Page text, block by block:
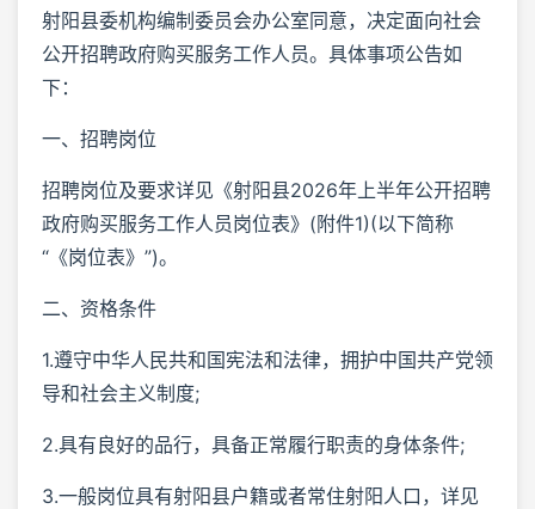
射阳县委机构编制委员会办公室同意，决定面向社会
公开招聘政府购买服务工作人员。具体事项公告如
下：
一、招聘岗位
招聘岗位及要求详见《射阳县2026年上半年公开招聘
政府购买服务工作人员岗位表》(附件1)(以下简称
“《岗位表》”)。
二、资格条件
1.遵守中华人民共和国宪法和法律，拥护中国共产党领
导和社会主义制度;
2.具有良好的品行，具备正常履行职责的身体条件;
3.一般岗位具有射阳县户籍或者常住射阳人口，详见